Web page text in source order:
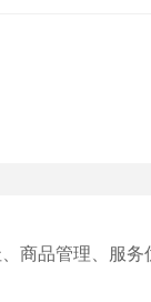
商品管理、服